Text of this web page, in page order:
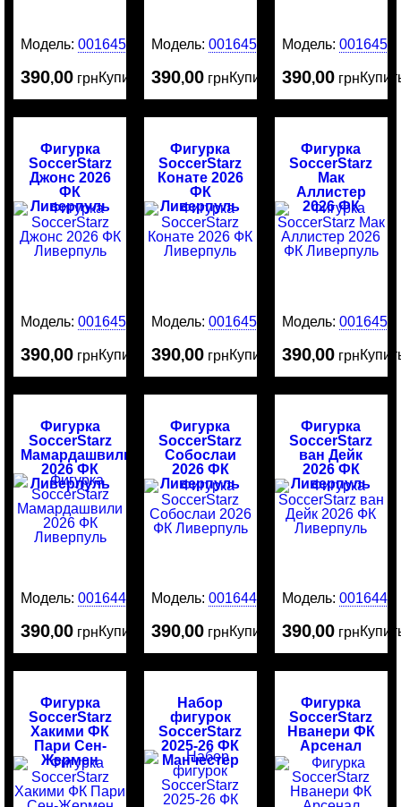
Модель:0016455
390,00 грнКупить
Модель:0016454
390,00 грнКупить
Модель: 0016453
390,00 грн
Фигурка
SoccerStarz
Джонс 2026
ФК
Ливерпуль
Модель:0016452
390,00 грнКупить
Фигурка
SoccerStarz
Конате 2026
ФК
Ливерпуль
Модель:0016451
390,00 грнКупить
Фигурка
SoccerStarz
Мак
Аллистер
2026 ФК
Ливерпуль
Модель: 0016450
390,00 грн
Фигурка
SoccerStarz
Мамардашвили
2026 ФК
Ливерпуль
Модель:0016449
390,00 грнКупить
Фигурка
SoccerStarz
Собослаи
2026 ФК
Ливерпуль
Модель:0016448
390,00 грнКупить
Фигурка
SoccerStarz
ван Дейк
2026 ФК
Ливерпуль
Модель: 0016446
390,00 грн
Фигурка
SoccerStarz
Хакими ФК
Пари Сен-
Жермен
Набор
фигурок
SoccerStarz
2025-26 ФК
Манчестер
Сити
Фигурка
SoccerStarz
Нванери ФК
Арсенал